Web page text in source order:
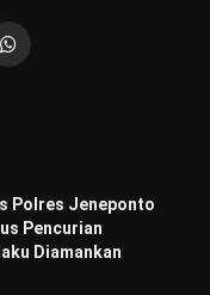
WhatsApp
Polres Jeneponto
Pencurian
Diamankan